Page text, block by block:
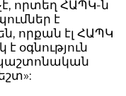
որտեղ ՀԱՊԿ-ն
է
որքան էլ ՀԱՊԿ
օգնություն